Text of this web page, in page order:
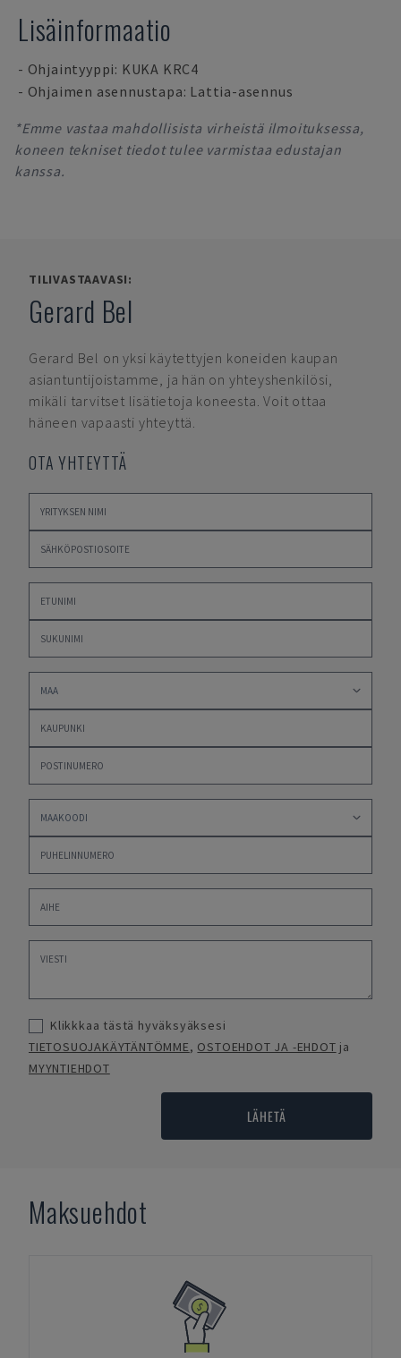
Lisäinformaatio
- Ohjaintyyppi: KUKA KRC4
- Ohjaimen asennustapa: Lattia-asennus
*Emme vastaa mahdollisista virheistä ilmoituksessa,
koneen tekniset tiedot tulee varmistaa edustajan
kanssa.
TILIVASTAAVASI:
Gerard Bel
Gerard Bel on yksi käytettyjen koneiden kaupan
asiantuntijoistamme, ja hän on yhteyshenkilösi,
mikäli tarvitset lisätietoja koneesta. Voit ottaa
häneen vapaasti yhteyttä.
OTA YHTEYTTÄ
Klikkkaa tästä hyväksyäksesi
TIETOSUOJAKÄYTÄNTÖMME, OSTOEHDOT JA -EHDOT ja
MYYNTIEHDOT
LÄHETÄ
Maksuehdot